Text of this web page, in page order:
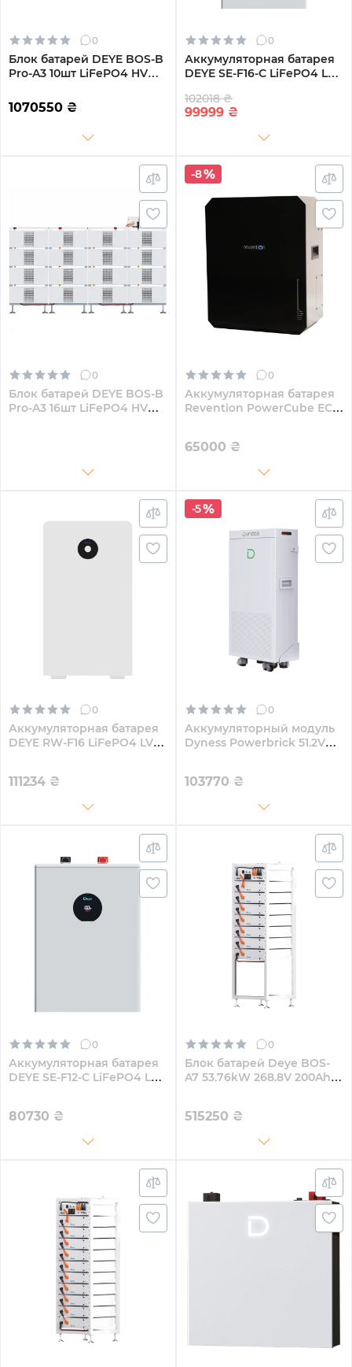
0
Блок батарей DEYE BOS-B
Pro-A3 10шт LiFePO4 HV
(BOS-B-PRO-160kWh)
1070550 ₴
0
Аккумуляторная батарея
DEYE SE-F16-С LiFePO4 LV
С)
102018 ₴
99999 ₴
0
Блок батарей DEYE BOS-B
Pro-A3 16шт LiFePO4 HV
-8
0
Аккумуляторная батарея
Revention PowerCube ECO
65000 ₴
0
Аккумуляторная батарея
DEYE RW-F16 LiFePO4 LV
111234 ₴
-5
0
Аккумуляторный модуль
Dyness Powerbrick 51.2V
103770 ₴
0
Аккумуляторная батарея
DEYE SE-F12-С LiFePO4 LV
80730 ₴
0
Блок батарей Deye BOS-
A7 53.76kW 268.8V 200Ah
515250 ₴